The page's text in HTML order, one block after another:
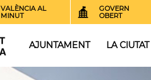
VALÈNCIA AL
MINUT
GOVERN
OBERT
AJUNTAMENT LA CIUTAT